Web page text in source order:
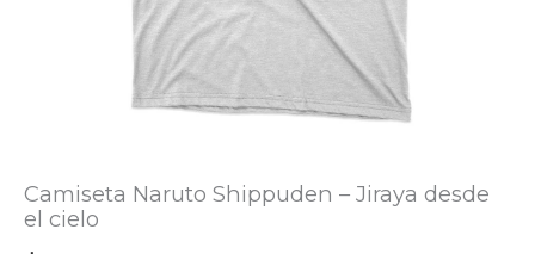
Camiseta Naruto Shippuden – Jiraya desde
el cielo